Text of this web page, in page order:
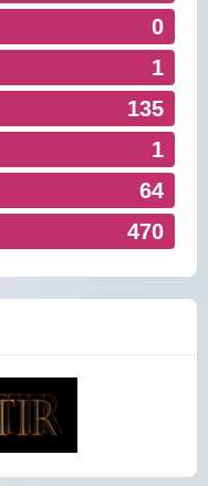
0
1
135
1
64
470